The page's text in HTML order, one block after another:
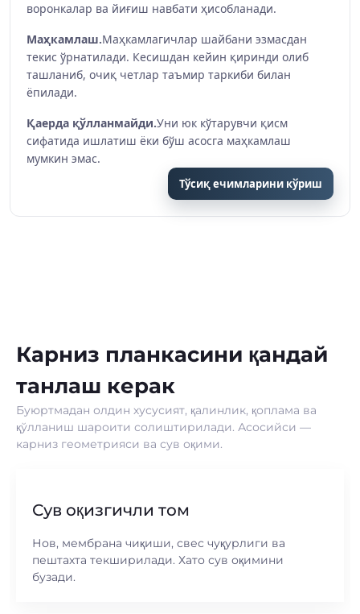
воронкалар ва йиғиш навбати ҳисобланади.
Маҳкамлаш.Маҳкамлагичлар шайбани эзмасдан
текис ўрнатилади. Кесишдан кейин қиринди олиб
ташланиб, очиқ четлар таъмир таркиби билан
ёпилади.
Қаерда қўлланмайди.Уни юк кўтарувчи қисм
сифатида ишлатиш ёки бўш асосга маҳкамлаш
мумкин эмас.
Тўсиқ ечимларини кўриш
Карниз планкасини қандай
танлаш керак
Буюртмадан олдин хусусият, қалинлик, қоплама ва
қўлланиш шароити солиштирилади. Асосийси —
карниз геометрияси ва сув оқими.
Сув оқизгичли том
Нов, мембрана чиқиши, свес чуқурлиги ва
пештахта текширилади. Хато сув оқимини
бузади.